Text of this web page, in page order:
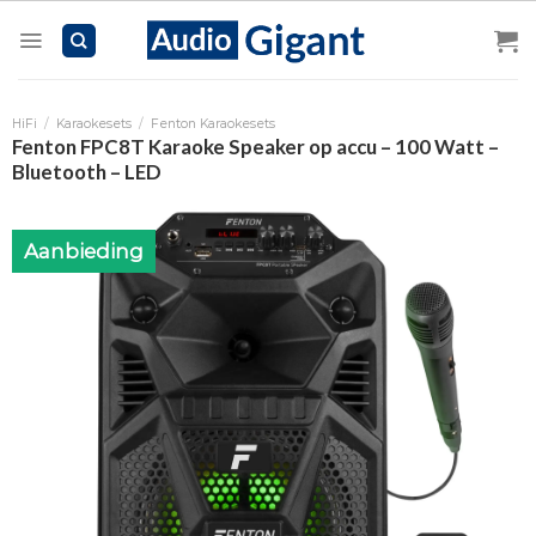
HiFi / Karaokesets / Fenton Karaokesets
Fenton FPC8T Karaoke Speaker op accu – 100 Watt –
Bluetooth – LED
Aanbieding